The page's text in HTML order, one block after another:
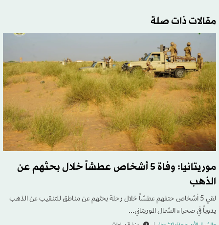
مقالات ذات صلة
موريتانيا: وفاة 5 أشخاص عطشاً خلال بحثهم عن
الذهب
لقي 5 أشخاص حتفهم عطشاً خلال رحلة بحثهم عن مناطق للتنقيب عن الذهب
يدوياً في صحراء الشمال الموريتاني...